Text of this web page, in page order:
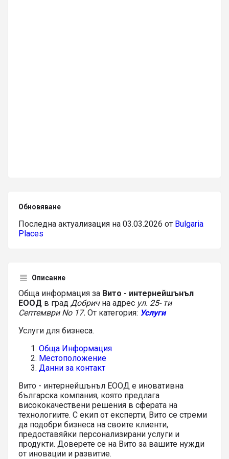
Обновяване
Последна актуализация на 03.03.2026 от Bulgaria
Places
Описание
Обща информация за Вито - интернейшънъл
ЕООД в град Добрич на адрес ул. 25- ти
Септември No 17. От категория: Услуги
Услуги для бизнеса.
Обща Информация
Местоположение
Данни за контакт
Вито - интернейшънъл ЕООД е иновативна
българска компания, която предлага
висококачествени решения в сферата на
технологиите. С екип от експерти, Вито се стреми
да подобри бизнеса на своите клиенти,
предоставяйки персонализирани услуги и
продукти. Доверете се на Вито за вашите нужди
от иновации и развитие.